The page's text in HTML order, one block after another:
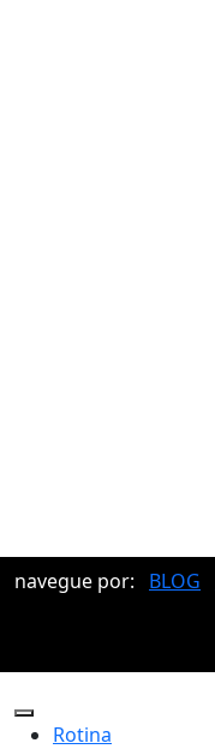
navegue por: BLOG
Rotina